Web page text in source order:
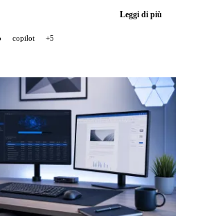
e Mistral lancia Shieldstral, il suo
Leggi di più
copilot +5